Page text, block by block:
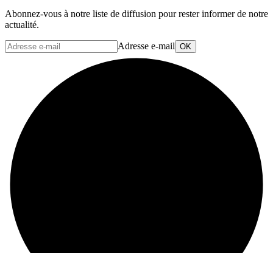
Abonnez-vous à notre liste de diffusion pour rester informer de notre
actualité.
Adresse e-mail